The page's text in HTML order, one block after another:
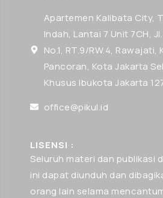
Apartemen Kalibata City,
Indah, Lantai 7 Unit 7CH,
No.1, RT.9/RW.4, Rawajati,
Pancoran, Kota Jakarta
Khusus Ibukota Jakarta
office@pikul.id
LISENSI :
Seluruh materi dan publikasi
ini dapat diunduh dan
orang lain selama